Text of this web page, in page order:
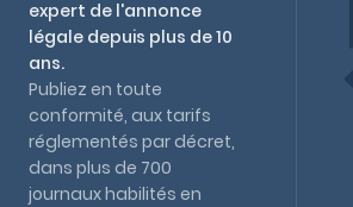
expert de l'annonce
légale depuis plus de 10
ans.
Publiez en toute
conformité, aux tarifs
réglementés par décret,
dans plus de 700
journaux habilités en